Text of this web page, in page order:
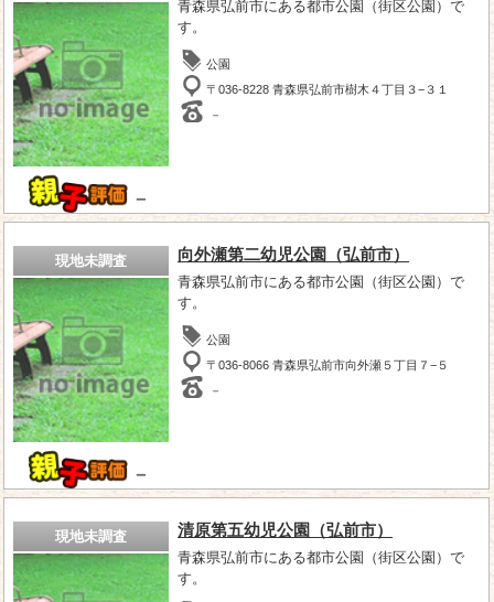
－
青森県弘前市にある都市公園（街区公園）で
す。
公園
〒036-8228 青森県弘前市樹木４丁目３−３１
－
現地未調査
－
向外瀬第二幼児公園（弘前市）
青森県弘前市にある都市公園（街区公園）で
す。
公園
〒036-8066 青森県弘前市向外瀬５丁目７−５
－
現地未調査 清原第五幼児公園（弘前市）
青森県弘前市にある都市公園（街区公園）で
す。